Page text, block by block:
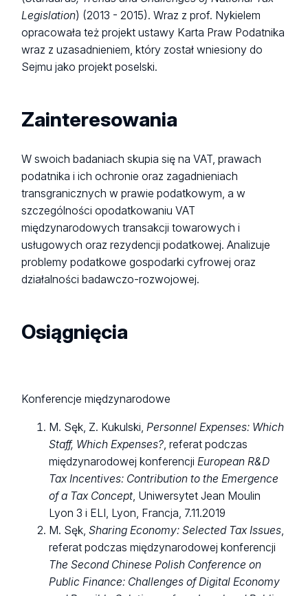
Legislation) (2013 - 2015). Wraz z prof. Nykielem
opracowała też projekt ustawy Karta Praw Podatnika
wraz z uzasadnieniem, który został wniesiony do
Sejmu jako projekt poselski.
Zainteresowania
W swoich badaniach skupia się na VAT, prawach
podatnika i ich ochronie oraz zagadnieniach
transgranicznych w prawie podatkowym, a w
szczególności opodatkowaniu VAT
międzynarodowych transakcji towarowych i
usługowych oraz rezydencji podatkowej. Analizuje
problemy podatkowe gospodarki cyfrowej oraz
działalności badawczo-rozwojowej.
Osiągnięcia
Konferencje międzynarodowe
M. Sęk, Z. Kukulski,Personnel Expenses: Which
Staff, Which Expenses?, referat podczas
międzynarodowej konferencjiEuropean R&D
Tax Incentives: Contribution to the Emergence
of a Tax Concept, Uniwersytet Jean Moulin
Lyon 3 i ELI, Lyon, Francja, 7.11.2019
M. Sęk,Sharing Economy: Selected Tax Issues,
referat podczas międzynarodowej konferencji
The Second Chinese Polish Conference on
Public Finance: Challenges of Digital Economy